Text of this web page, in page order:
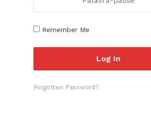
Remember Me
Forgotten Password?